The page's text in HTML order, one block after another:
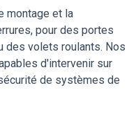
montage et la
pour des portes
des volets roulants. Nos
d'intervenir sur
de systèmes de